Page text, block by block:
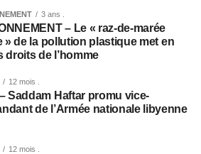
3 ans .
– Le « raz-de-marée
» de la pollution plastique met en
droits de l’homme
12 mois .
Saddam Haftar promu vice-
de l’Armée nationale libyenne
12 mois .